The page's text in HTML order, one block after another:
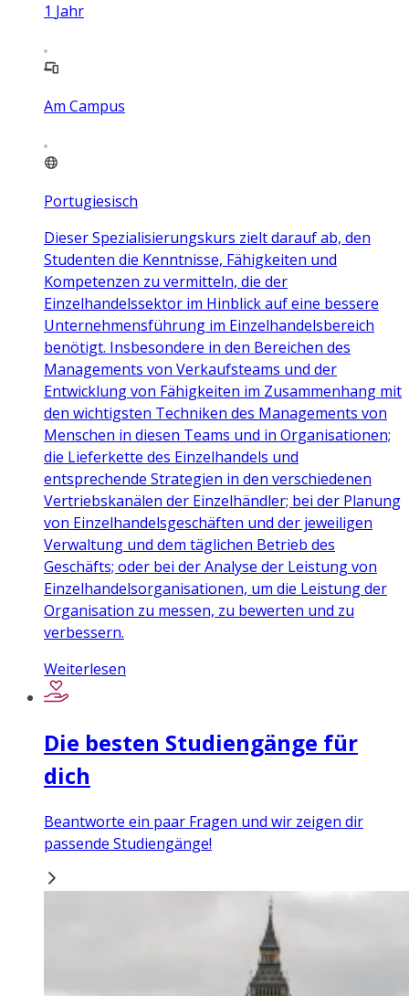
1 Jahr
Am Campus
Portugiesisch
Dieser Spezialisierungskurs zielt darauf ab, den
Studenten die Kenntnisse, Fähigkeiten und
Kompetenzen zu vermitteln, die der
Einzelhandelssektor im Hinblick auf eine bessere
Unternehmensführung im Einzelhandelsbereich
benötigt. Insbesondere in den Bereichen des
Managements von Verkaufsteams und der
Entwicklung von Fähigkeiten im Zusammenhang mit
den wichtigsten Techniken des Managements von
Menschen in diesen Teams und in Organisationen;
die Lieferkette des Einzelhandels und
entsprechende Strategien in den verschiedenen
Vertriebskanälen der Einzelhändler; bei der Planung
von Einzelhandelsgeschäften und der jeweiligen
Verwaltung und dem täglichen Betrieb des
Geschäfts; oder bei der Analyse der Leistung von
Einzelhandelsorganisationen, um die Leistung der
Organisation zu messen, zu bewerten und zu
verbessern.
Weiterlesen
Die besten Studiengänge für
dich
Beantworte ein paar Fragen und wir zeigen dir
passende Studiengänge!